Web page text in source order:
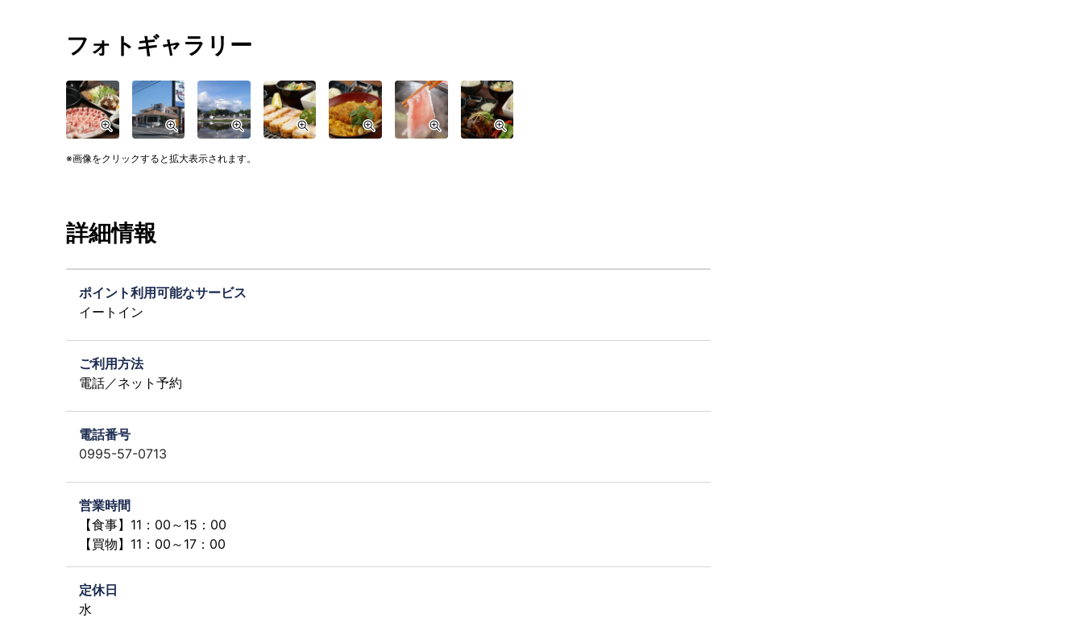
フォトギャラリー
画像をクリックすると拡大表示されます。
詳細情報
ポイント利用可能なサービス
イートイン
ご利用方法
電話／ネット予約
電話番号
0995-57-0713
営業時間
【食事】11：00～15：00
【買物】11：00～17：00
定休日
水